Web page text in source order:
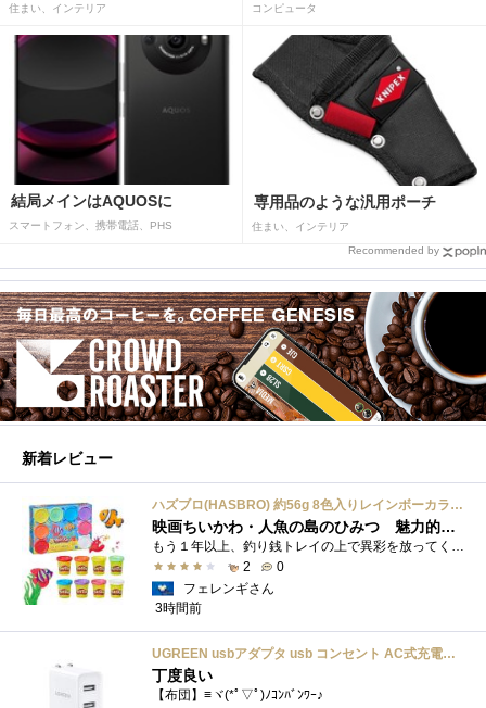
住まい、インテリア コンピュータ
結局メインはAQUOSに
スマートフォン、携帯電話、PHS
専用品のような汎用ポーチ
住まい、インテリア
Recommended by
新着レビュー
ハズブロ(HASBRO) 約56g 8色入りレインボーカラーのプレイ・ドー、新学期用品、2才以上のプリスクールの子供向け、子供向けのアート&クラフト 粘土 ねんど、こどもの日、子供の日プレゼント
映画ちいかわ・人魚の島のひみつ 魅力的なビラン：セイレーンを造ってみた
2
0
フェレンギさん
3時間前
UGREEN usbアダプタ usb コンセント AC式充電器 3.1A PSE認証済み 折りたたみ式プラグ 2ポート
丁度良い
【布団】≡ヾ(*ﾟ▽ﾟ)ﾉｺﾝﾊﾞﾝﾜｰ♪